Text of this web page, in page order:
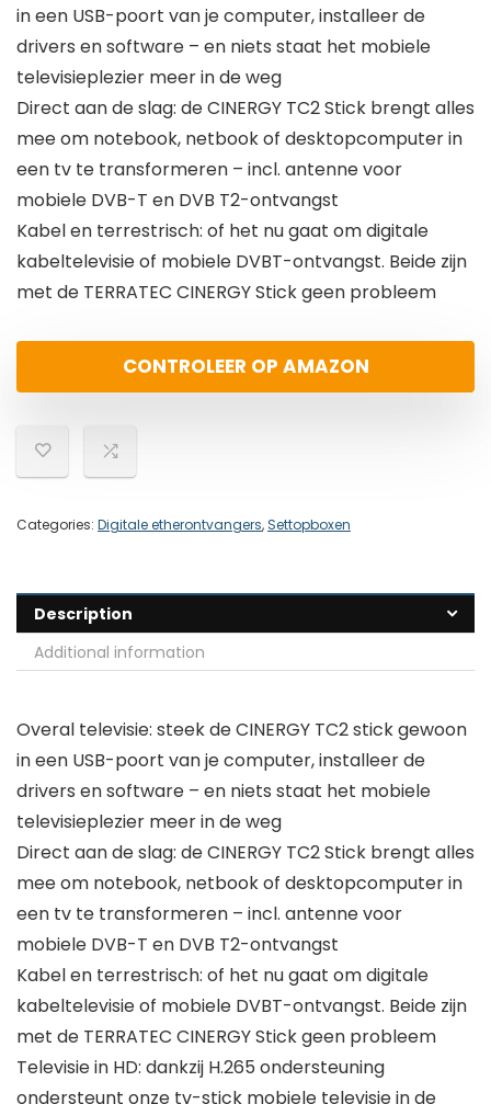
in een USB-poort van je computer, installeer de
drivers en software – en niets staat het mobiele
televisieplezier meer in de weg
Direct aan de slag: de CINERGY TC2 Stick brengt alles
mee om notebook, netbook of desktopcomputer in
een tv te transformeren – incl. antenne voor
mobiele DVB-T en DVB T2-ontvangst
Kabel en terrestrisch: of het nu gaat om digitale
kabeltelevisie of mobiele DVBT-ontvangst. Beide zijn
met de TERRATEC CINERGY Stick geen probleem
CONTROLEER OP AMAZON
Categories: Digitale etherontvangers,Settopboxen
Description
Additional information
Overal televisie: steek de CINERGY TC2 stick gewoon
in een USB-poort van je computer, installeer de
drivers en software – en niets staat het mobiele
televisieplezier meer in de weg
Direct aan de slag: de CINERGY TC2 Stick brengt alles
mee om notebook, netbook of desktopcomputer in
een tv te transformeren – incl. antenne voor
mobiele DVB-T en DVB T2-ontvangst
Kabel en terrestrisch: of het nu gaat om digitale
kabeltelevisie of mobiele DVBT-ontvangst. Beide zijn
met de TERRATEC CINERGY Stick geen probleem
Televisie in HD: dankzij H.265 ondersteuning
ondersteunt onze tv-stick mobiele televisie in de